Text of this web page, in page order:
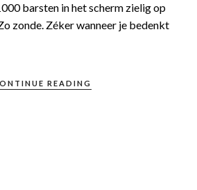
barsten in het scherm zielig op
zonde. Zéker wanneer je bedenkt
READING